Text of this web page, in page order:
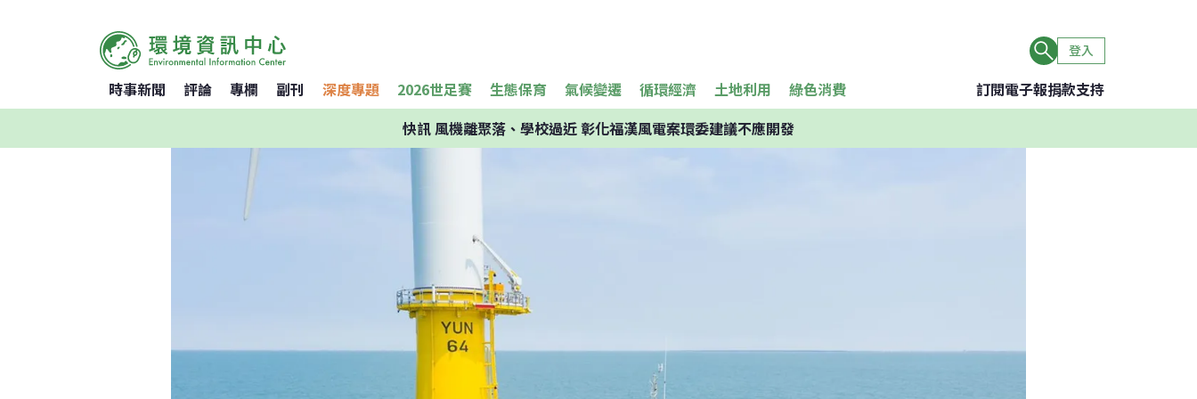
登入
時事新聞 評論 專欄 副刊 深度專題 2026世足賽 生態保育 氣候變遷 循環經濟 土地利用 綠色消費 訂閱電子報捐款支持
快訊風機離聚落、學校過近 彰化福漢風電案環委建議不應開發